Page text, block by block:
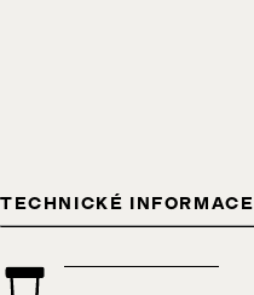
TECHNICKÉ INFORMACE